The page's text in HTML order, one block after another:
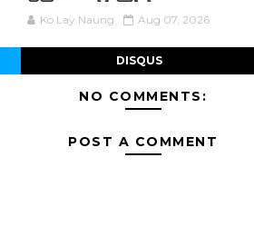
Ko Lay Naung Aug 07, 2026
DISQUS
NO COMMENTS:
POST A COMMENT